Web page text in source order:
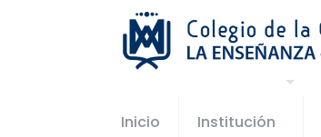
Inicio Institución